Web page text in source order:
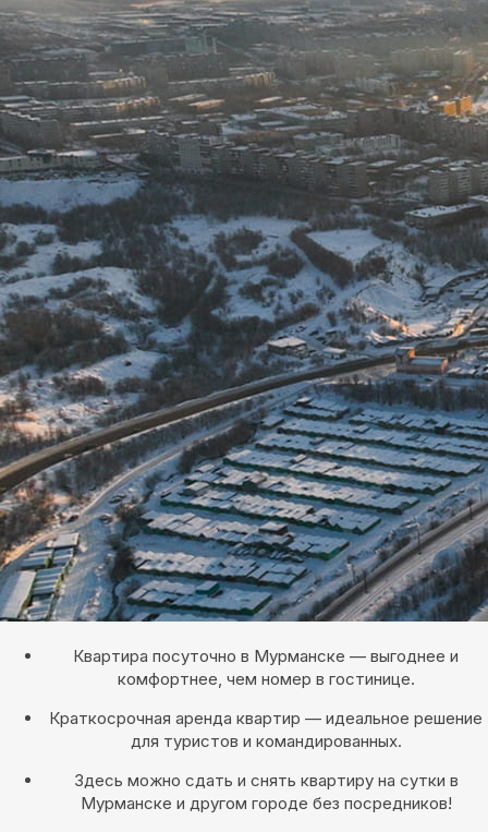
Квартира посуточно в Мурманске — выгоднее и
комфортнее, чем номер в гостинице.
Краткосрочная аренда квартир — идеальное решение
для туристов и командированных.
Здесь можно сдать и снять квартиру на сутки в
Мурманске и другом городе без посредников!